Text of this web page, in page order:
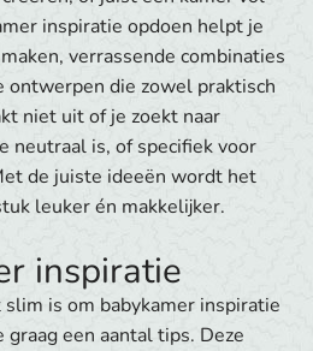
inspiratie opdoen helpt je
verrassende combinaties
ontwerpen die zowel praktisch
niet uit of je zoekt naar
neutraal is, of specifiek voor
de juiste ideeën wordt het
leuker én makkelijker.
inspiratie
is om babykamer inspiratie
een aantal tips. Deze